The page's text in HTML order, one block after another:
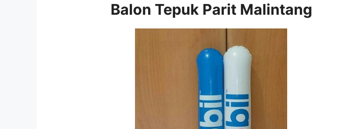
Balon Tepuk Parit Malintang